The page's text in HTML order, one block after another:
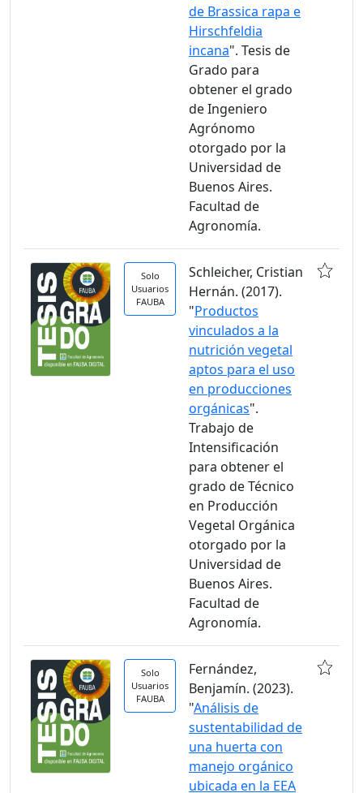
de Brassica rapa e
Hirschfeldia
incana". Tesis de
Grado para
obtener el grado
de Ingeniero
Agrónomo
otorgado por la
Universidad de
Buenos Aires.
Facultad de
Agronomía.
Solo
Usuarios
FAUBA
Schleicher, Cristian
Hernán. (2017).
"Productos
vinculados a la
nutrición vegetal
aptos para el uso
en producciones
orgánicas".
Trabajo de
Intensificación
para obtener el
grado de Técnico
en Producción
Vegetal Orgánica
otorgado por la
Universidad de
Buenos Aires.
Facultad de
Agronomía.
Solo
Usuarios
FAUBA
Fernández,
Benjamín. (2023).
"Análisis de
sustentabilidad de
una huerta con
manejo orgánico
ubicada en la EEA